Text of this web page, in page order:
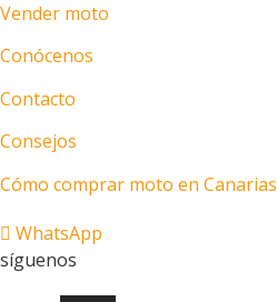
Vender moto
Conócenos
Contacto
Consejos
Cómo comprar moto en Canarias
WhatsApp
síguenos